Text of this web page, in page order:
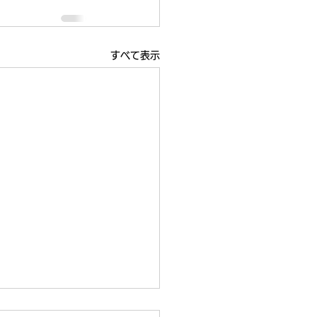
すべて表示